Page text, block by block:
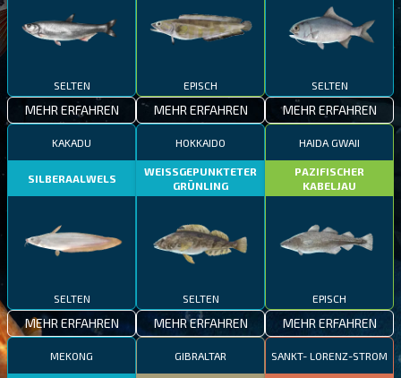
SELTEN
MEHR ERFAHREN
EPISCH
MEHR ERFAHREN
SELTEN
MEHR ERFAHREN
KAKADU
SILBERAALWELS
SELTEN
MEHR ERFAHREN
HOKKAIDO
WEISSGEPUNKTETER
GRÜNLING
SELTEN
MEHR ERFAHREN
HAIDA GWAII
PAZIFISCHER
KABELJAU
EPISCH
MEHR ERFAHREN
MEKONG GIBRALTAR SANKT- LORENZ-STROM